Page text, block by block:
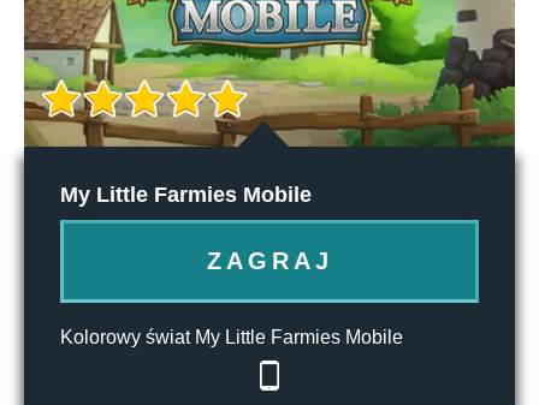
My Little Farmies Mobile
ZAGRAJ
Kolorowy świat My Little Farmies Mobile